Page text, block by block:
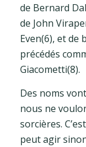
de Bernard
de John
Even(6), et de
précédés
Giacometti(8).
Des noms
nous ne
sorcières.
peut agir